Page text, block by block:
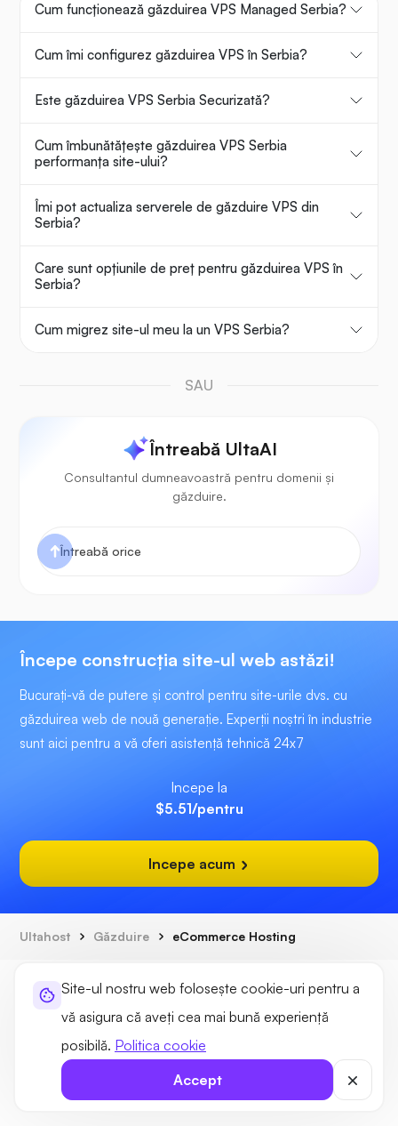
Site-ul nostru web folosește cookie-uri pentru a
vă asigura că aveți cea mai bună experiență
posibilă. Politica cookie
Accept
Cum funcționează găzduirea VPS Managed Serbia?
Cum îmi configurez găzduirea VPS în Serbia?
Este găzduirea VPS Serbia Securizată?
Cum îmbunătățește găzduirea VPS Serbia
performanța site-ului?
Îmi pot actualiza serverele de găzduire VPS din
Serbia?
Care sunt opțiunile de preț pentru găzduirea VPS în
Serbia?
Cum migrez site-ul meu la un VPS Serbia?
SAU
Întreabă UltaAI
Consultantul dumneavoastră pentru domenii și
găzduire.
Începe construcţia site-ul web astăzi!
Bucurați-vă de putere și control pentru site-urile dvs. cu
găzduirea web de nouă generație. Experții noștri în industrie
sunt aici pentru a vă oferi asistență tehnică 24x7
Incepe la
$5.51/pentru
Incepe acum
Ultahost Găzduire eCommerce Hosting
Soluții de găzduire
Soluții de domeniu